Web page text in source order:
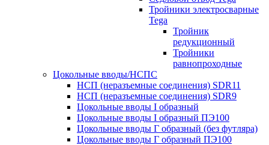
Тройники электросварные
Tega
Тройник
редукционный
Тройники
равнопроходные
Цокольные вводы/НСПС
НСП (неразъемные соединения) SDR11
НСП (неразъемные соединения) SDR9
Цокольные вводы I образный
Цокольные вводы I образный ПЭ100
Цокольные вводы Г образный (без футляра)
Цокольные вводы Г образный ПЭ100